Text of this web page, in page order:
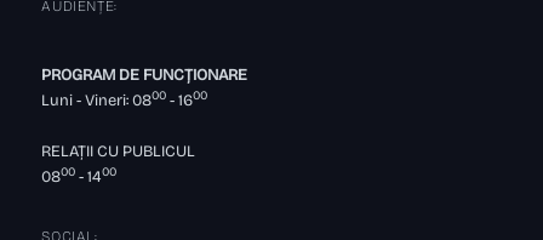
AUDIENȚE:
PROGRAM DE FUNCȚIONARE
Luni - Vineri: 0800 - 1600
RELAȚII CU PUBLICUL
0800 - 1400